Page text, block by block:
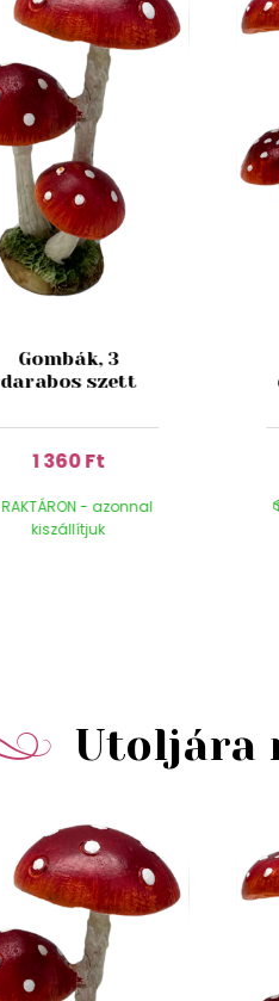
Gombák, 3
darabos szett
1 360 Ft
RAKTÁRON - azonnal
kiszállítjuk
Utoljára